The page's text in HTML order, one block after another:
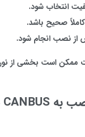
انتخاب شود.
صحیح باشد.
از نصب انجام شود.
ممکن است بخشی از